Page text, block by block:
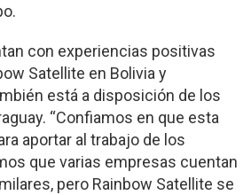
con experiencias positivas
Satellite en Bolivia y
está a disposición de los
“Confiamos en que esta
aportar al trabajo de los
que varias empresas cuentan
pero Rainbow Satellite se